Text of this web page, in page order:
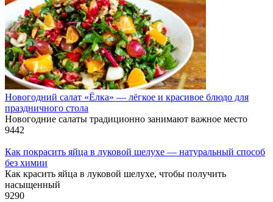
Новогодний салат «Ёлка» — лёгкое и красивое блюдо для
праздничного стола
Новогодние салаты традиционно занимают важное место
9442
Как покрасить яйца в луковой шелухе — натуральный способ
без химии
Как красить яйца в луковой шелухе, чтобы получить
насыщенный
9290